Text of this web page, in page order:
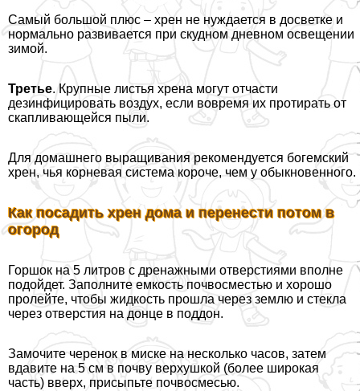
Самый большой плюс – хрен не нуждается в досветке и
нормально развивается при скудном дневном освещении
зимой.
Третье. Крупные листья хрена могут отчасти
дезинфицировать воздух, если вовремя их протирать от
скапливающейся пыли.
Для домашнего выращивания рекомендуется богемский
хрен, чья корневая система короче, чем у обыкновенного.
Как посадить хрен дома и перенести потом в
огород
Горшок на 5 литров с дренажными отверстиями вполне
подойдет. Заполните емкость почвосместью и хорошо
пролейте, чтобы жидкость прошла через землю и стекла
через отверстия на донце в поддон.
Замочите черенок в миске на несколько часов, затем
вдавите на 5 см в почву верхушкой (более широкая
часть) вверх, присыпьте почвосмесью.